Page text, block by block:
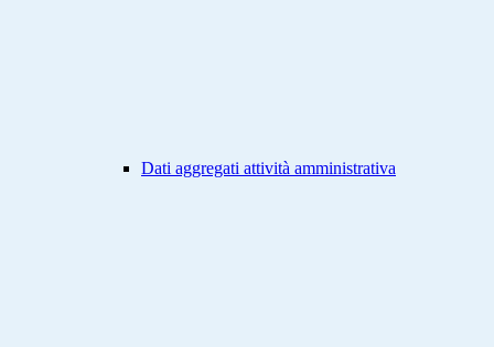
Dati aggregati attività amministrativa